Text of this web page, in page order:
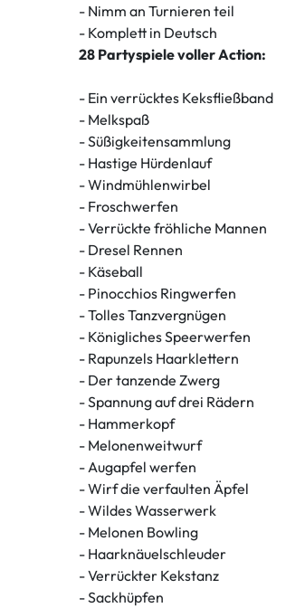
- Nimm an Turnieren teil
- Komplett in Deutsch
28 Partyspiele voller Action:
- Ein verrücktes Keksfließband
- Melkspaß
- Süßigkeitensammlung
- Hastige Hürdenlauf
- Windmühlenwirbel
- Froschwerfen
- Verrückte fröhliche Mannen
- Dresel Rennen
- Käseball
- Pinocchios Ringwerfen
- Tolles Tanzvergnügen
- Königliches Speerwerfen
- Rapunzels Haarklettern
- Der tanzende Zwerg
- Spannung auf drei Rädern
- Hammerkopf
- Melonenweitwurf
- Augapfel werfen
- Wirf die verfaulten Äpfel
- Wildes Wasserwerk
- Melonen Bowling
- Haarknäuelschleuder
- Verrückter Kekstanz
- Sackhüpfen